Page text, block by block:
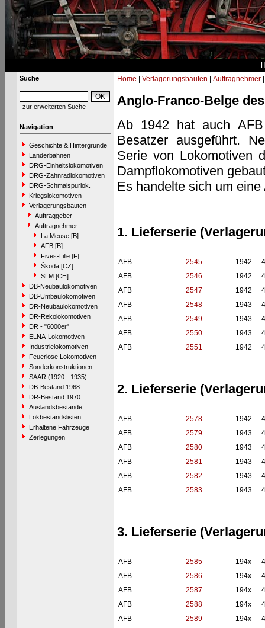
Suche
zur erweiterten Suche
Navigation
Geschichte & Hintergründe
Länderbahnen
DRG-Einheitslokomotiven
DRG-Zahnradlokomotiven
DRG-Schmalspurlok.
Kriegslokomotiven
Verlagerungsbauten
Auftraggeber
Auftragnehmer
La Meuse [B]
AFB [B]
Fives-Lille [F]
Škoda [CZ]
SLM [CH]
DB-Neubaulokomotiven
DB-Umbaulokomotiven
DR-Neubaulokomotiven
DR-Rekolokomotiven
DR - "6000er"
ELNA-Lokomotiven
Industrielokomotiven
Feuerlose Lokomotiven
Sonderkonstruktionen
SAAR (1920 - 1935)
DB-Bestand 1968
DR-Bestand 1970
Auslandsbestände
Lokbestandslisten
Erhaltene Fahrzeuge
Zerlegungen
Home Verlagerungsbauten Auftragnehmer
Anglo-Franco-Belge
Ab 1942 hat auch AFB
Besatzer ausgeführt.
Serie von Lokomotiven
Dampflokomotiven
Es handelte sich um
1. Lieferserie
AFB 2545 1942
AFB
2546 1942
AFB
2547 1942
AFB
2548 1943
AFB
2549 1943
AFB
2550 1943
AFB
2551 1942
2. Lieferserie
AFB 2578 1942
AFB
2579 1943
AFB
2580 1943
AFB
2581 1943
AFB
2582 1943
AFB
2583 1943
3. Lieferserie
AFB 2585 194x
AFB
2586 194x
AFB
2587 194x
AFB
2588 194x
AFB
2589 194x